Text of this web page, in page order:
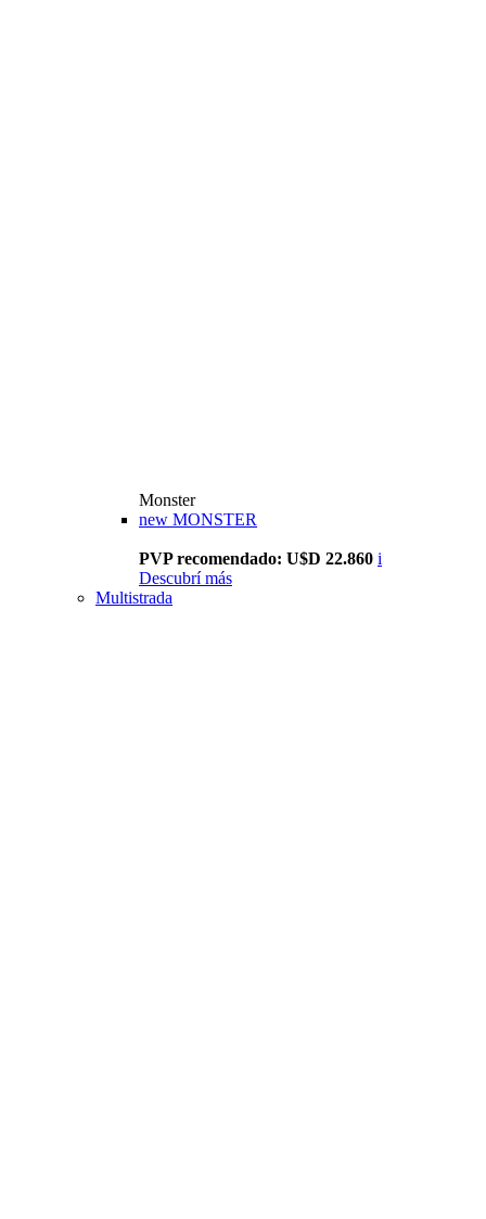
Monster
new MONSTER
PVP recomendado: U$D 22.860 i
Descubrí más
Multistrada